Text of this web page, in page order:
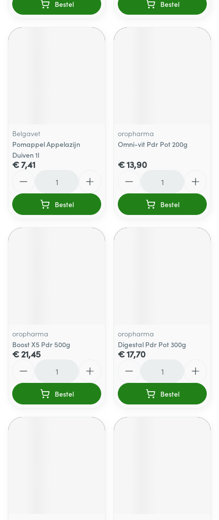
Bestel Bestel
Belgavet
Pomappel Appelazijn
Duiven 1l
€ 7,41
Bestel
oropharma
Omni-vit Pdr Pot 200g
€ 13,90
Bestel
oropharma
Boost X5 Pdr 500g
€ 21,45
Bestel
oropharma
Digestal Pdr Pot 300g
€ 17,70
Bestel